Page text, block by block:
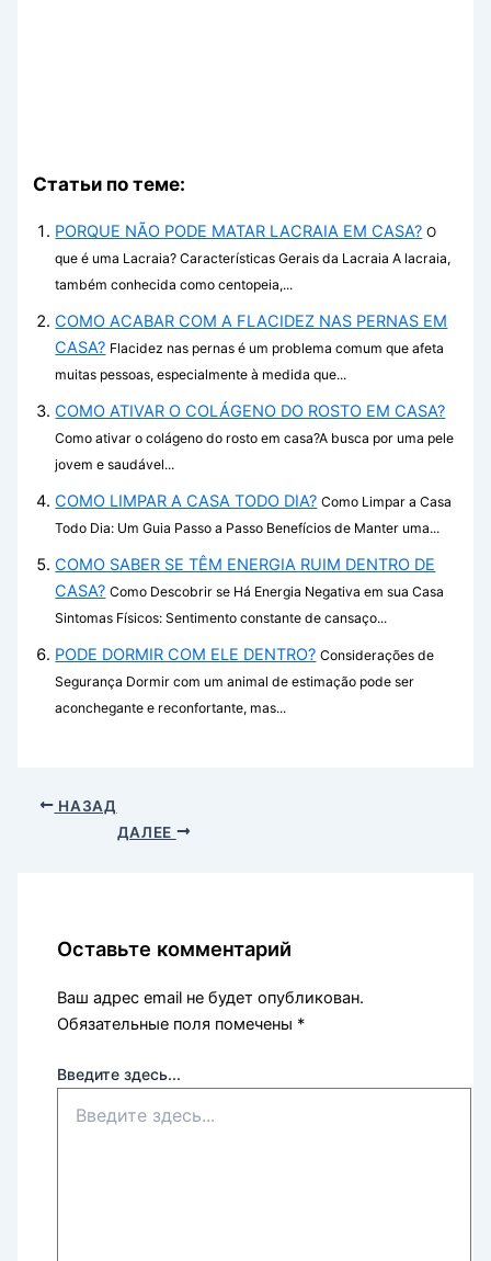
Статьи по теме:
PORQUE NÃO PODE MATAR LACRAIA EM CASA? O
que é uma Lacraia? Características Gerais da Lacraia A lacraia,
também conhecida como centopeia,...
COMO ACABAR COM A FLACIDEZ NAS PERNAS EM
CASA? Flacidez nas pernas é um problema comum que afeta
muitas pessoas, especialmente à medida que...
COMO ATIVAR O COLÁGENO DO ROSTO EM CASA?
Como ativar o colágeno do rosto em casa?A busca por uma pele
jovem e saudável...
COMO LIMPAR A CASA TODO DIA? Como Limpar a Casa
Todo Dia: Um Guia Passo a Passo Benefícios de Manter uma...
COMO SABER SE TÊM ENERGIA RUIM DENTRO DE
CASA? Como Descobrir se Há Energia Negativa em sua Casa
Sintomas Físicos: Sentimento constante de cansaço...
PODE DORMIR COM ELE DENTRO? Considerações de
Segurança Dormir com um animal de estimação pode ser
aconchegante e reconfortante, mas...
НАЗАД
ДАЛЕЕ
Оставьте комментарий
Ваш адрес email не будет опубликован.
Обязательные поля помечены *
Введите здесь...